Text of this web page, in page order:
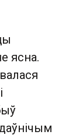
ясна.